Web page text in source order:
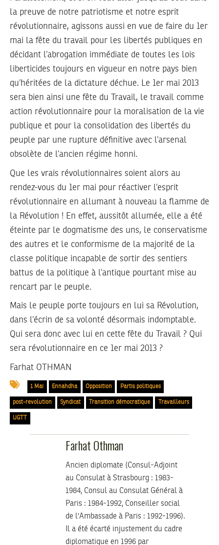
la preuve de notre patriotisme et notre esprit
révolutionnaire, agissons aussi en vue de faire du 1er
mai la fête du travail pour les libertés publiques en
décidant l’abrogation immédiate de toutes les lois
liberticides toujours en vigueur en notre pays bien
qu’héritées de la dictature déchue. Le 1er mai 2013
sera bien ainsi une fête du Travail, le travail comme
action révolutionnaire pour la moralisation de la vie
publique et pour la consolidation des libertés du
peuple par une rupture définitive avec l’arsenal
obsolète de l’ancien régime honni.
Que les vrais révolutionnaires soient alors au
rendez-vous du 1er mai pour réactiver l’esprit
révolutionnaire en allumant à nouveau la flamme de
la Révolution ! En effet, aussitôt allumée, elle a été
éteinte par le dogmatisme des uns, le conservatisme
des autres et le conformisme de la majorité de la
classe politique incapable de sortir des sentiers
battus de la politique à l’antique pourtant mise au
rencart par le peuple.
Mais le peuple porte toujours en lui sa Révolution,
dans l’écrin de sa volonté désormais indomptable.
Qui sera donc avec lui en cette fête du Travail ? Qui
sera révolutionnaire en ce 1er mai 2013 ?
Farhat OTHMAN
1 Mai Ennahdha Opposition Partis politiques
post-revolution Syndicat Transition démocratique Travailleurs
UGTT
Farhat Othman
Ancien diplomate (Consul-Adjoint
au Consulat à Strasbourg : 1983-
1984, Consul au Consulat Général à
Paris : 1984-1992, Conseiller social
de l'Ambassade à Paris : 1992-1996).
Il a été écarté injustement du cadre
diplomatique en 1996 par